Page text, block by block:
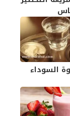
السوداء